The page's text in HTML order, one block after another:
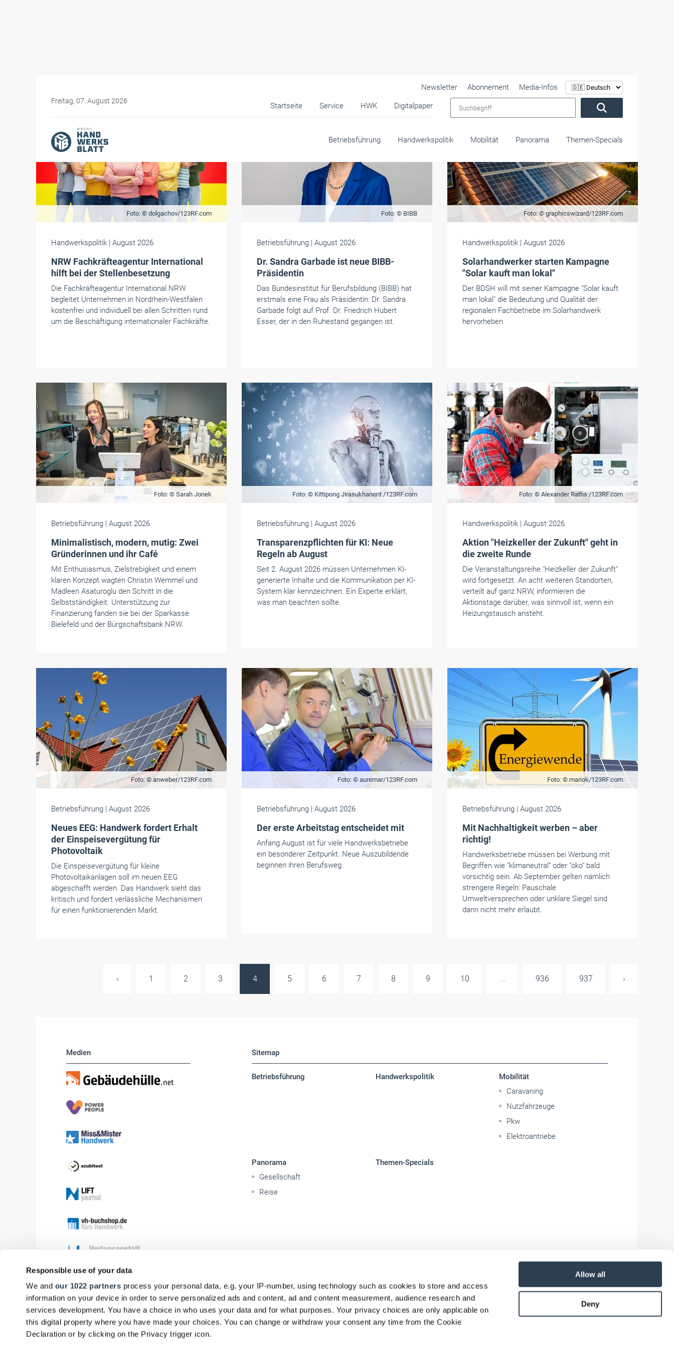
Responsible use of your data
We and our 1022 partners process your personal data, e.g. your IP-number, using technology such as cookies to store and access
information on your device in order to serve personalized ads and content, ad and content measurement, audience research and
services development. You have a choice in who uses your data and for what purposes. Your privacy choices are only applicable on
this digital property where you have made your choices. You can change or withdraw your consent any time from the Cookie
Declaration or by clicking on the Privacy trigger icon.
Allow all
Deny
Freitag, 07. August 2026
Startseite Service HWK Digitalpaper
Newsletter Abonnement
Media-Infos
Betriebsführung Handwerkspolitik Mobilität Panorama Themen-Specials
Foto: © dolgachov/123RF.com
Handwerkspolitik | August 2026
NRW Fachkräfteagentur International
hilft bei der Stellenbesetzung
Die Fachkräfteagentur International NRW
begleitet Unternehmen in Nordrhein-Westfalen
kostenfrei und individuell bei allen Schritten rund
um die Beschäftigung internationaler Fachkräfte.
Foto: © BIBB
Betriebsführung | August 2026
Dr. Sandra Garbade ist neue BIBB-
Präsidentin
Das Bundesinstitut für Berufsbildung (BIBB) hat
erstmals eine Frau als Präsidentin: Dr. Sandra
Garbade folgt auf Prof. Dr. Friedrich Hubert
Esser, der in den Ruhestand gegangen ist.
Foto: © graphicswizard/123RF.com
Handwerkspolitik | August 2026
Solarhandwerker starten Kampagne
"Solar kauft man lokal"
Der BDSH will mit seiner Kampagne "Solar kauft
man lokal" die Bedeutung und Qualität der
regionalen Fachbetriebe im Solarhandwerk
hervorheben.
Foto: © Sarah Jonek
Betriebsführung | August 2026
Minimalistisch, modern, mutig: Zwei
Gründerinnen und ihr Café
Mit Enthusiasmus, Zielstrebigkeit und einem
klaren Konzept wagten Christin Wemmel und
Madleen Asaturoglu den Schritt in die
Selbstständigkeit. Unterstützung zur
Finanzierung fanden sie bei der Sparkasse
Bielefeld und der Bürgschaftsbank NRW.
Foto: © Kittipong Jirasukhanont /123RF.com
Betriebsführung | August 2026
Transparenzpflichten für KI: Neue
Regeln ab August
Seit 2. August 2026 müssen Unternehmen KI-
generierte Inhalte und die Kommunikation per KI-
System klar kennzeichnen. Ein Experte erklärt,
was man beachten sollte.
Foto: © Alexander Raths /123RF.com
Handwerkspolitik | August 2026
Aktion "Heizkeller der Zukunft" geht in
die zweite Runde
Die Veranstaltungsreihe "Heizkeller der Zukunft"
wird fortgesetzt. An acht weiteren Standorten,
verteilt auf ganz NRW, informieren die
Aktionstage darüber, was sinnvoll ist, wenn ein
Heizungstausch ansteht.
Foto: © anweber/123RF.com
Betriebsführung | August 2026
Neues EEG: Handwerk fordert Erhalt
der Einspeisevergütung für
Photovoltaik
Die Einspeisevergütung für kleine
Photovoltaikanlagen soll im neuen EEG
abgeschafft werden. Das Handwerk sieht das
kritisch und fordert verlässliche Mechanismen
für einen funktionierenden Markt.
Foto: © auremar/123RF.com
Betriebsführung | August 2026
Der erste Arbeitstag entscheidet mit
Anfang August ist für viele Handwerksbetriebe
ein besonderer Zeitpunkt. Neue Auszubildende
beginnen ihren Berufsweg.
Foto: © mariok/123RF.com
Betriebsführung | August 2026
Mit Nachhaltigkeit werben – aber
richtig!
Handwerksbetriebe müssen bei Werbung mit
Begriffen wie "klimaneutral“ oder "öko" bald
vorsichtig sein. Ab September gelten nämlich
strengere Regeln: Pauschale
Umweltversprechen oder unklare Siegel sind
dann nicht mehr erlaubt.
‹ 1 2 3 4 5 6 7 8 9 10 ... 936 937 ›
Medien Sitemap
Betriebsführung Handwerkspolitik
Mobilität
Caravaning
Nutzfahrzeuge
Pkw
Elektroantriebe
Panorama
Gesellschaft
Reise
Themen-Specials